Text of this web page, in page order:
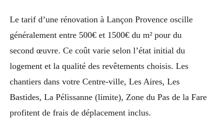
Le tarif d’une rénovation à Lançon Provence oscille
généralement entre 500€ et 1500€ du m² pour du
second œuvre. Ce coût varie selon l’état initial du
logement et la qualité des revêtements choisis. Les
chantiers dans votre Centre-ville, Les Aires, Les
Bastides, La Pélissanne (limite), Zone du Pas de la Fare
profitent de frais de déplacement inclus.